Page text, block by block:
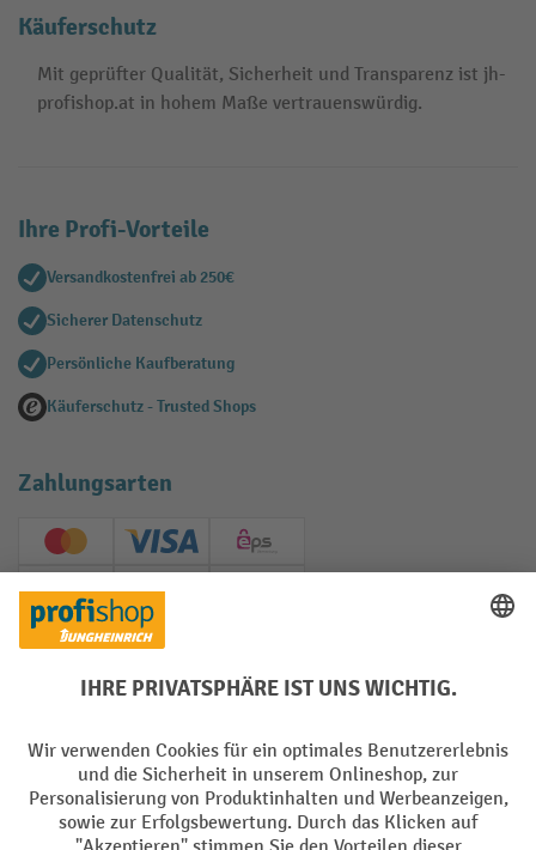
Käuferschutz
Mit geprüfter Qualität, Sicherheit und Transparenz ist jh-
profishop.at in hohem Maße vertrauenswürdig.
Ihre Profi-Vorteile
Versandkostenfrei ab 250€
Sicherer Datenschutz
Persönliche Kaufberatung
Käuferschutz - Trusted Shops
Zahlungsarten
Creditcard (Master)Creditcard (Visa)
EPS
PayPal
Soziale Netzwerke
Impressum Datenschutz